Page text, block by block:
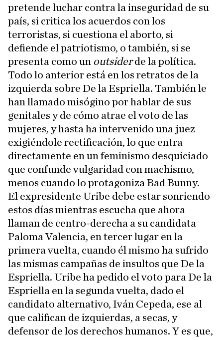
pretende luchar contra la inseguridad de su
país, si critica los acuerdos con los
terroristas, si cuestiona el aborto, si
defiende el patriotismo, o también, si se
presenta como un outsiderde la política.
Todo lo anterior está en los retratos de la
izquierda sobre De la Espriella. También le
han llamado misógino por hablar de sus
genitales y de cómo atrae el voto de las
mujeres, y hasta ha intervenido una juez
exigiéndole rectificación, lo que entra
directamente en un feminismo desquiciado
que confunde vulgaridad con machismo,
menos cuando lo protagoniza Bad Bunny.
El expresidente Uribe debe estar sonriendo
estos días mientras escucha que ahora
llaman de centro-derecha a su candidata
Paloma Valencia, en tercer lugar en la
primera vuelta, cuando él mismo ha sufrido
las mismas campañas de insultos que De la
Espriella. Uribe ha pedido el voto para De la
Espriella en la segunda vuelta, dado el
candidato alternativo, Iván Cepeda, ese al
que califican de izquierdas, a secas, y
defensor de los derechos humanos. Y es que,